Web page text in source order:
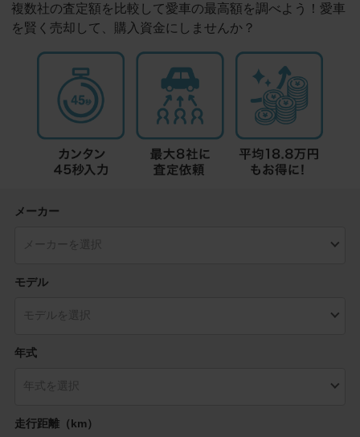
複数社の査定額を比較して愛車の最高額を調べよう！愛車
を賢く売却して、購入資金にしませんか？
メーカー
モデル
年式
走行距離（km）